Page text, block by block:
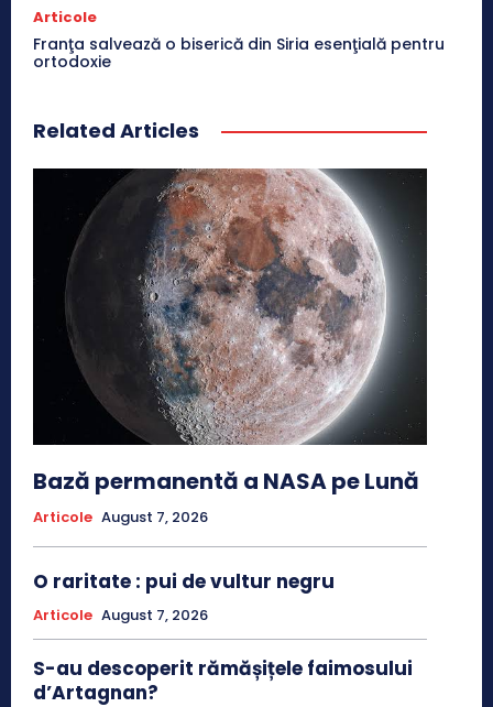
Articole
Franţa salvează o biserică din Siria esenţială pentru
ortodoxie
Related Articles
Bază permanentă a NASA pe Lună
Articole August 7, 2026
O raritate : pui de vultur negru
Articole August 7, 2026
S-au descoperit rămășițele faimosului
d’Artagnan?